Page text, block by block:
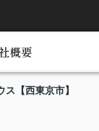
概要
【西東京市】